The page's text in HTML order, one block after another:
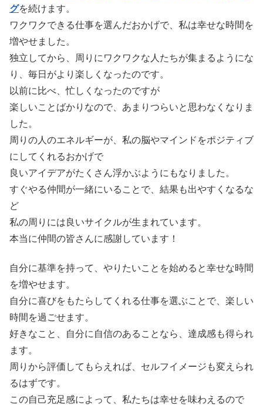
グを続けます。
ワクワクできる仕事を選んだおかげで、私は幸せな時間を
増やせました。
独立してから、周りにワクワクな人たちが集まるようにな
り、毎日がより楽しくなったのです。
以前に比べ、忙しくなったのですが
楽しいことばかりなので、あまりつらいと思わなくなりま
した。
周りの人のエネルギーが、私の脳やマインドをポジティブ
にしてくれるおかげで
良いアイデアがたくさん浮かぶようにもなりました。
すぐやる仲間が一緒にいることで、結果も出やすくなるな
ど
私の周りには良いサイクルが生まれています。
本当に仲間の皆さんに感謝しています！
自分に基準を持って、やりたいことを始めると幸せな時間
を増やせます。
自分に喜びをもたらしてくれる仕事を選ぶことで、楽しい
時間を過ごせます。
好きなこと、自分に自信のあることなら、達成感も得られ
ます。
周りから評価してもらえれば、セルフイメージも変えられ
るはずです。
この自己充足感によって、私たちは幸せを味わえるので